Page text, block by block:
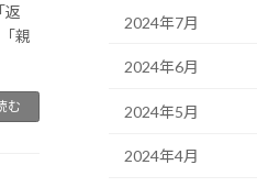
返
親
む
2024年7月
2024年6月
2024年5月
2024年4月